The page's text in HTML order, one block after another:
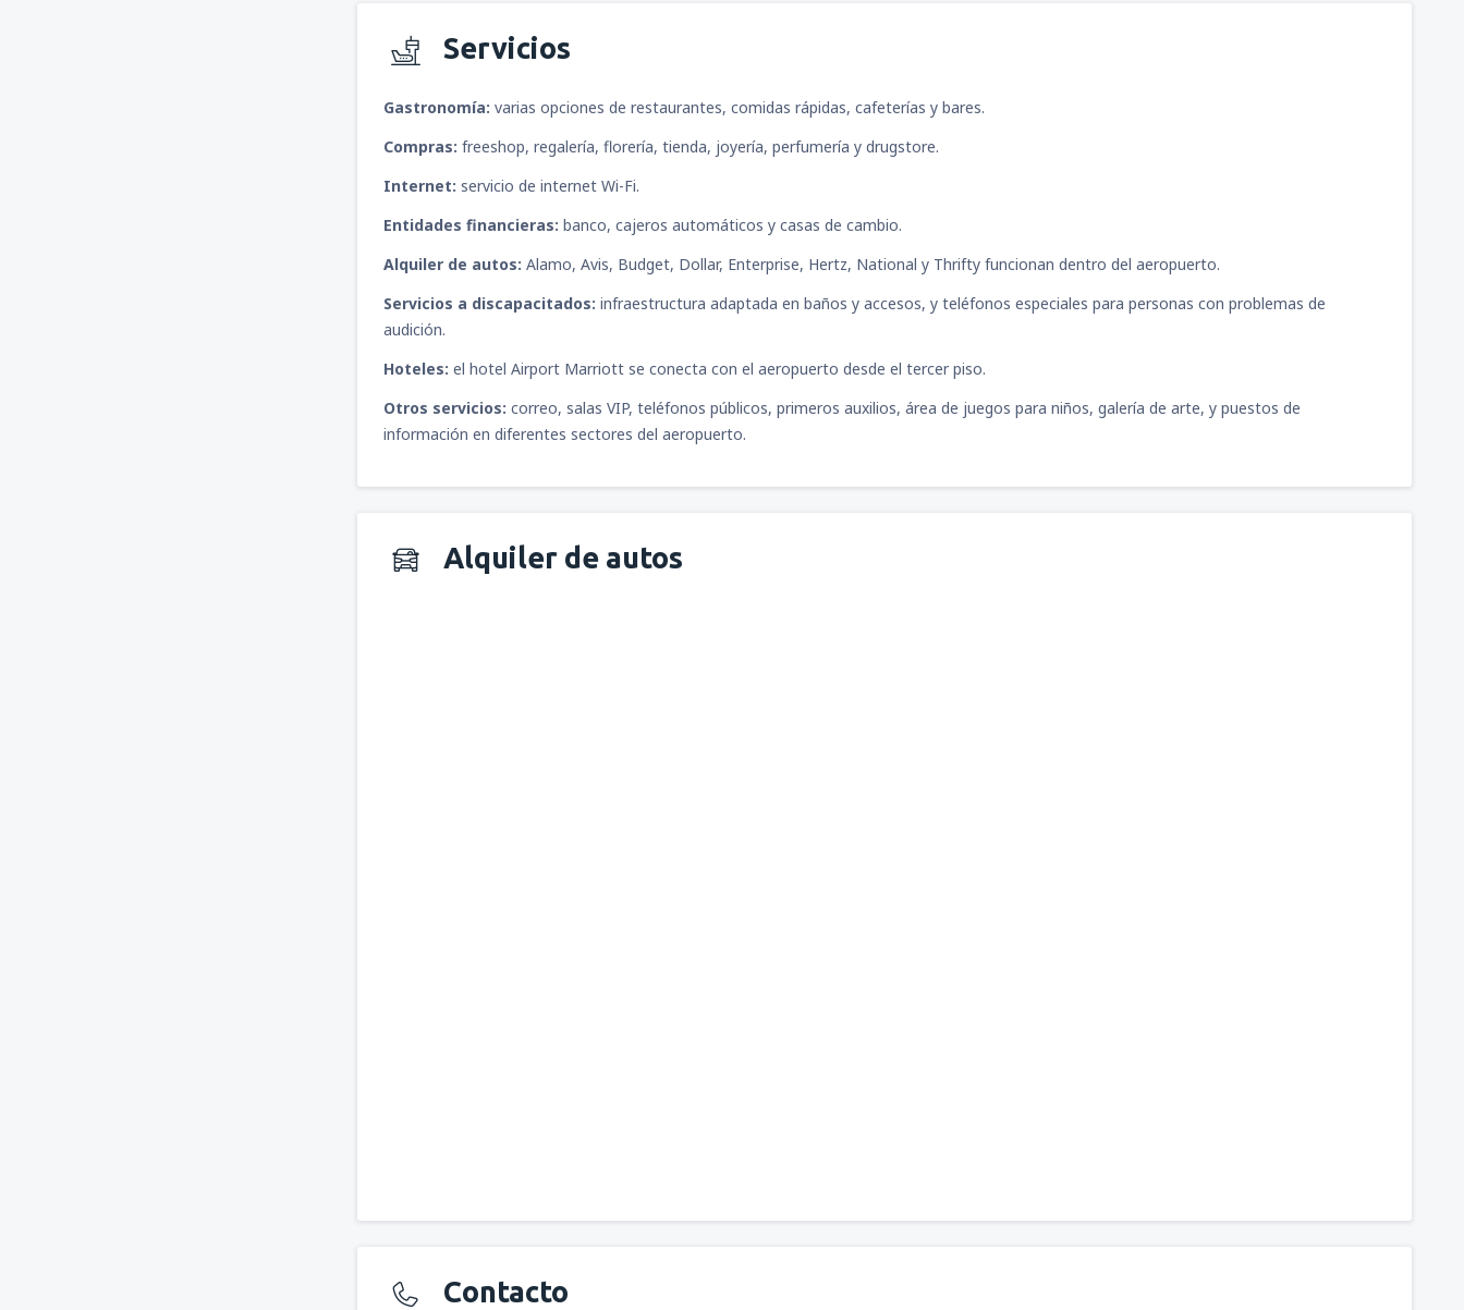
Servicios
Gastronomía: varias opciones de restaurantes, comidas rápidas, cafeterías y bares.
Compras: freeshop, regalería, florería, tienda, joyería, perfumería y drugstore.
Internet: servicio de internet Wi-Fi.
Entidades financieras: banco, cajeros automáticos y casas de cambio.
Alquiler de autos: Alamo, Avis, Budget, Dollar, Enterprise, Hertz, National y Thrifty funcionan dentro del aeropuerto.
Servicios a discapacitados: infraestructura adaptada en baños y accesos, y teléfonos especiales para personas con problemas de
audición.
Hoteles: el hotel Airport Marriott se conecta con el aeropuerto desde el tercer piso.
Otros servicios: correo, salas VIP, teléfonos públicos, primeros auxilios, área de juegos para niños, galería de arte, y puestos de
información en diferentes sectores del aeropuerto.
Alquiler de autos
Contacto